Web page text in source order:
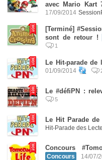
avec Mario Kart
17/09/2014
[Terminé]
sont de retour !
1
Le Hit-parade
01/09/2014
Le #défiPN :
5
Le Hit Parade de
Hit-Parade des
Concours
Concours 14/07/